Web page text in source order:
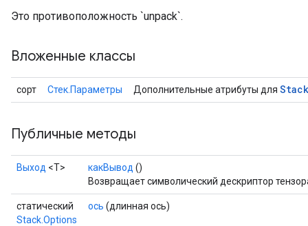
Это противоположность `unpack`.
Вложенные классы
сорт Стек.Параметры Дополнительные атрибуты для Stack
Публичные методы
Выход <Т> какВывод ()
Возвращает символический дескриптор
статический
Stack.Options
ось (длинная ось)